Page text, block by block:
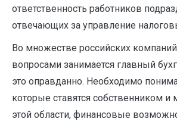
ответственность ­работников
отвечающих за управление
Во множестве российских
вопросами занимается главный
это оправданно. Необходимо
которые ставятся собственником
этой области, финансовые